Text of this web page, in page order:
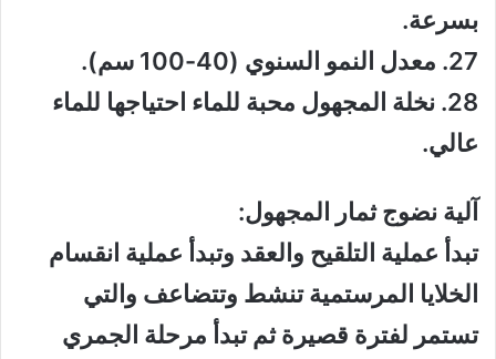
بسرعة.
27. معدل النمو السنوي (40-100 سم).
28. نخلة المجهول محبة للماء احتياجها للماء
عالي.
آلية نضوج ثمار المجهول:
تبدأ عملية التلقيح والعقد وتبدأ عملية انقسام
الخلايا المرستمية تنشط وتتضاعف والتي
تستمر لفترة قصيرة ثم تبدأ مرحلة الجمري